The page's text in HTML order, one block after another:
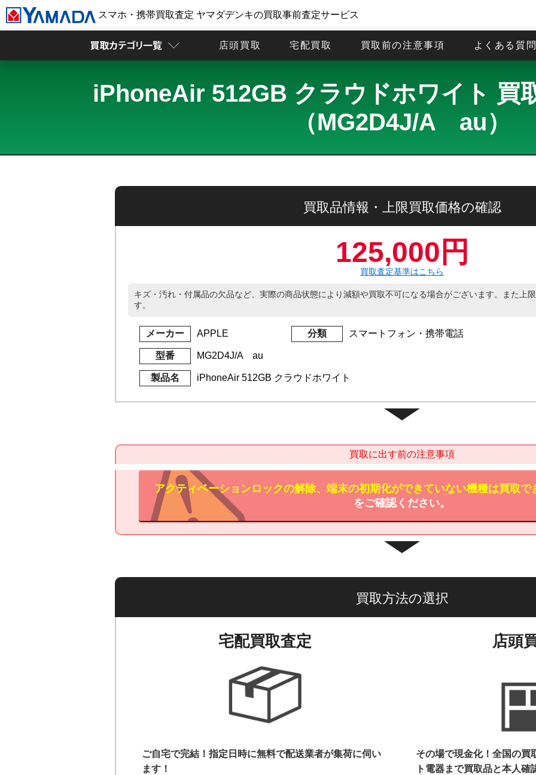
スマホ・携帯買取査定 ヤマダデンキの買取事前査定サービス
店頭買取 宅配買取 買取前の注意事項 よくある質
iPhoneAir 512GB クラウドホワイト 買
（MG2D4J/A au）
買取品情報・上限買取価格の確認
125,000円
買取査定基準はこちら
キズ・汚れ・付属品の欠品など、実際の商品状態により減額や買取不可になる場合がございます。また上
す。
メーカー APPLE 分類 スマートフォン・携帯電話
型番 MG2D4J/A au
製品名 iPhoneAir 512GB クラウドホワイト
買取に出す前の注意事項
アクティベーションロックの解除、端末の初期化ができていない機種は買取で
をご確認ください。
買取方法の選択
宅配買取査定
ご自宅で完結！指定日時に無料で配送業者が集荷に伺い
ます！
店頭
その場で現金化！全国の買
ト電器まで買取品と本人確